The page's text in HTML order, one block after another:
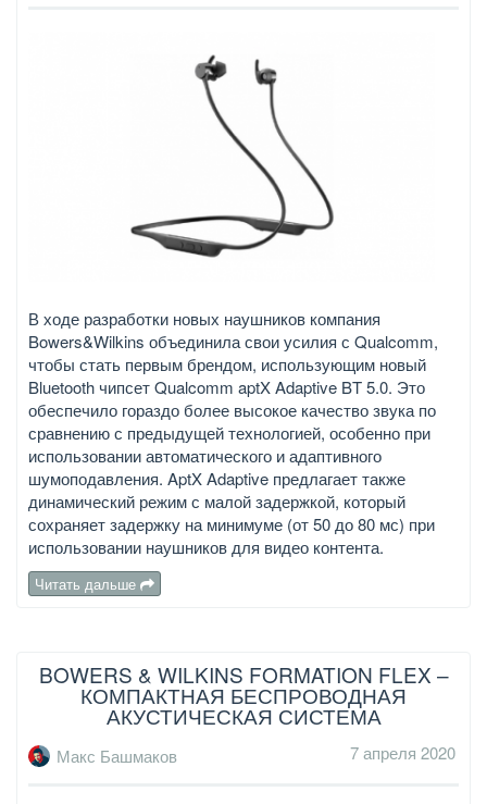
В ходе разработки новых наушников компания
Bowers&Wilkins объединила свои усилия с Qualcomm,
чтобы стать первым брендом, использующим новый
Bluetooth чипсет Qualcomm aptX Adaptive BT 5.0. Это
обеспечило гораздо более высокое качество звука по
сравнению с предыдущей технологией, особенно при
использовании автоматического и адаптивного
шумоподавления. AptX Adaptive предлагает также
динамический режим с малой задержкой, который
сохраняет задержку на минимуме (от 50 до 80 мс) при
использовании наушников для видео контента.
Читать дальше
BOWERS & WILKINS FORMATION FLEX –
КОМПАКТНАЯ БЕСПРОВОДНАЯ
АКУСТИЧЕСКАЯ СИСТЕМА
Макс Башмаков 7 апреля 2020